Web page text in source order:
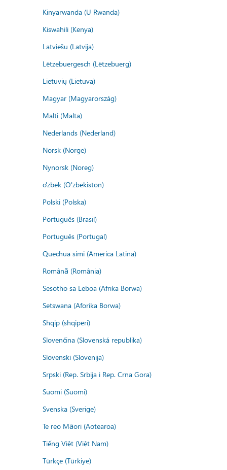
Kinyarwanda (U Rwanda)
Kiswahili (Kenya)
Latviešu (Latvija)
Lëtzebuergesch (Lëtzebuerg)
Lietuvių (Lietuva)
Magyar (Magyarország)
Malti (Malta)
Nederlands (Nederland)
Norsk (Norge)
Nynorsk (Noreg)
o'zbek (O'zbekiston)
Polski (Polska)
Português (Brasil)
Português (Portugal)
Quechua simi (America Latina)
Română (România)
Sesotho sa Leboa (Afrika Borwa)
Setswana (Aforika Borwa)
Shqip (shqipëri)
Slovenčina (Slovenská republika)
Slovenski (Slovenija)
Srpski (Rep. Srbija i Rep. Crna Gora)
Suomi (Suomi)
Svenska (Sverige)
Te reo Māori (Aotearoa)
Tiếng Việt (Việt Nam)
Türkçe (Türkiye)